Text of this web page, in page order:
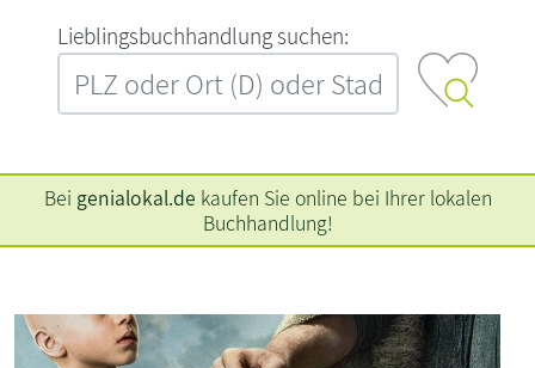
L‍i‍e‍b‍l‍i‍n‍g‍s‍b‍u‍c‍h‍h‍a‍n‍d‍l‍u‍n‍g‍ ‍s‍u‍c‍h‍e‍n‍:‍
Bei genialokal.de kaufen Sie online bei Ihrer lokalen
Buchhandlung!